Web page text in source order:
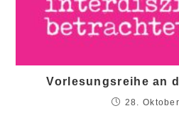
Vorlesungsreihe an
28.